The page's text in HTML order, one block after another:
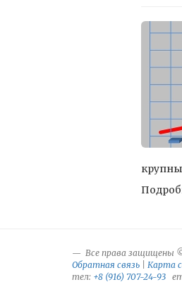
Все права защищены
Обратная связь
Карта
тел: +8 (916) 707-24-93